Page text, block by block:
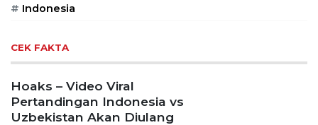
# Indonesia
CEK FAKTA
Hoaks – Video Viral
Pertandingan Indonesia vs
Uzbekistan Akan Diulang